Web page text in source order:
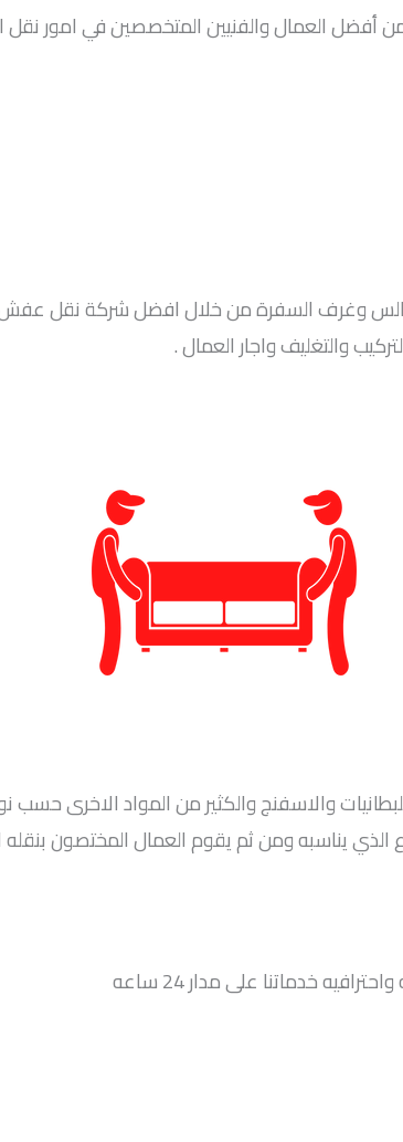
العمال والفنيين المتخصصين في امور
والاسفنج والكثير من المواد الاخرى حسب
الذي يناسبه ومن ثم يقوم العمال المختصون
خدماتنا على مدار 24 ساعه